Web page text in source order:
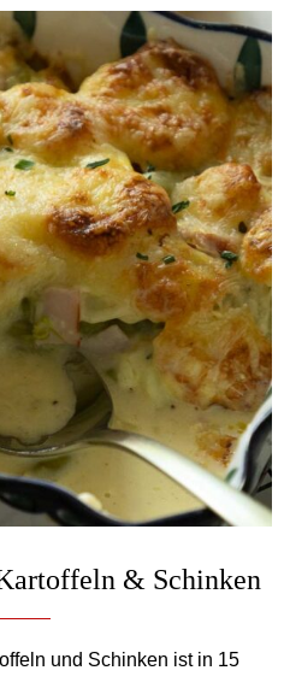
& Schinken
und Schinken ist in 15